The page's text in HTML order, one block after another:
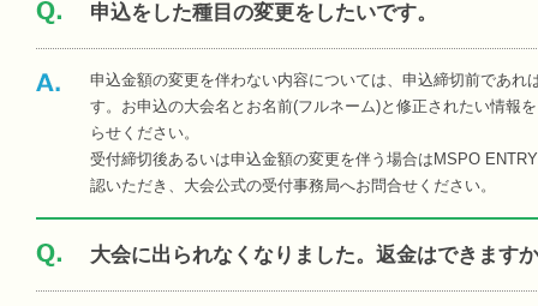
申込をした種目の変更をしたいです。
申込金額の変更を伴わない内容については、申込締切前であれ
す。お申込の大会名とお名前(フルネーム)と修正されたい情報
らせください。
受付締切後あるいは申込金額の変更を伴う場合はMSPO
認いただき、大会公式の受付事務局へお問合せください。
大会に出られなくなりました。返金はできます